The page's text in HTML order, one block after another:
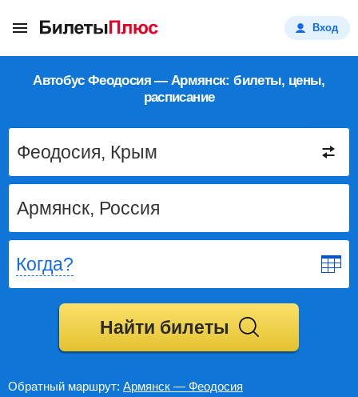
Вход
Автобус Феодосия — Армянск: билеты, цены,
расписание
Когда?
Найти билеты
Обратный маршрут: Армянск — Феодосия